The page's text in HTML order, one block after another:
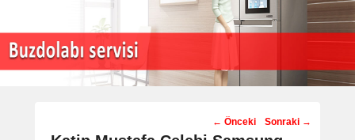
Post
← Önceki Sonraki →